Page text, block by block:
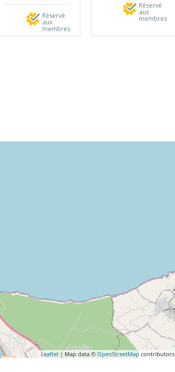
Réservé
aux
membres
Réservé
aux
membres
Leaflet | Map data © OpenStreetMap contributors